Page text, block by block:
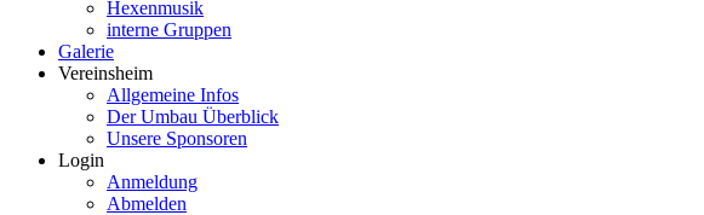
Hexenmusik
interne Gruppen
Galerie
Vereinsheim
Allgemeine Infos
Der Umbau Überblick
Unsere Sponsoren
Login
Anmeldung
Abmelden